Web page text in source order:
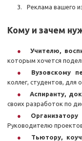
Реклама вашего
Кому и зачем
Учителю,
которым хочется
Вузовскому
коллег, студентов, для
Аспиранту,
своих разработок по
Руководителю
Тьютору,